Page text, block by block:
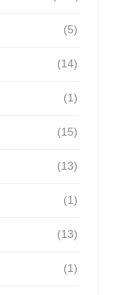
(5)
(14)
(1)
(15)
(13)
(1)
(13)
(1)